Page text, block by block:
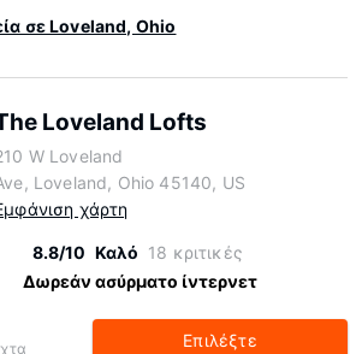
σε Loveland, Ohio
Loveland Lofts
W Loveland
Loveland, Ohio 45140, US
χάρτη
8.8/10 Καλό 18 κριτικές
Δωρεάν ασύρματο ίντερνετ
Επιλέξτε